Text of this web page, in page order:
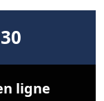
ligne